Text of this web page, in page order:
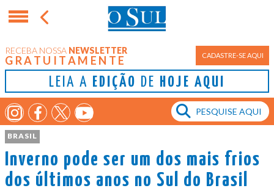
RECEBA NOSSA NEWSLETTER
GRATUITAMENTE CADASTRE-SE AQUI
LEIA A EDIÇÃO DE HOJE AQUI
BRASIL
Inverno pode ser um dos mais frios
dos últimos anos no Sul do Brasil